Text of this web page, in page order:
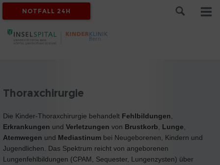
NOTFALL 24H
Thoraxchirurgie
Die Kinder-Thoraxchirurgie behandelt Fehlbildungen
Erkrankungen und Verletzungen von Brustkorb Lunge
Atemwegen und Mediastinum bei Neugeborenen, Kindern und
Jugendlichen. Das Spektrum reicht von angeborenen
Lungenfehlbildungen (CPAM, Sequester, Lungenzysten) über